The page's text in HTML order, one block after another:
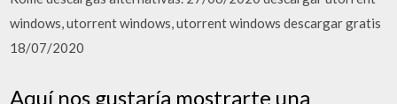
windows, utorrent windows, utorrent windows descargar gratis
18/07/2020
Aquí nos gustaría mostrarte una